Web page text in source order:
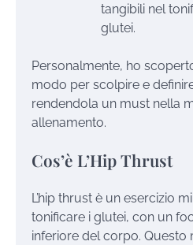
tangibili nel
glutei.
Personalmente, ho
modo per scolpire e
rendendola un must nella
allenamento.
Cos’è L’Hip Thrust
L’hip thrust è un esercizio
tonificare i glutei, con un
inferiore del corpo. Questo